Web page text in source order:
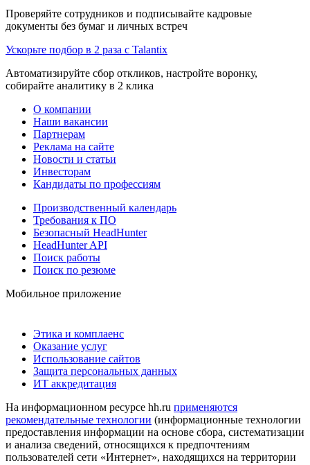
Проверяйте сотрудников и подписывайте кадровые
документы без бумаг и личных встреч
Ускорьте подбор в 2 раза с Talantix
Автоматизируйте сбор откликов, настройте воронку,
собирайте аналитику в 2 клика
О компании
Наши вакансии
Партнерам
Реклама на сайте
Новости и статьи
Инвесторам
Кандидаты по профессиям
Производственный календарь
Требования к ПО
Безопасный HeadHunter
HeadHunter API
Поиск работы
Поиск по резюме
Мобильное приложение
Этика и комплаенс
Оказание услуг
Использование сайтов
Защита персональных данных
ИТ аккредитация
На информационном ресурсе hh.ru применяются
рекомендательные технологии (информационные технологии
предоставления информации на основе сбора, систематизации
и анализа сведений, относящихся к предпочтениям
пользователей сети «Интернет», находящихся на территории